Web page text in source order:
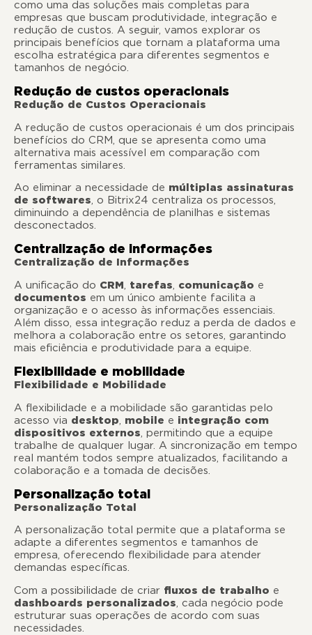
como uma das soluções mais completas para
empresas que buscam produtividade, integração e
redução de custos. A seguir, vamos explorar os
principais benefícios que tornam a plataforma uma
escolha estratégica para diferentes segmentos e
tamanhos de negócio.
Redução de custos operacionais
Redução de Custos Operacionais
A redução de custos operacionais é um dos principais
benefícios do CRM, que se apresenta como uma
alternativa mais acessível em comparação com
ferramentas similares.
Ao eliminar a necessidade de múltiplas assinaturas
de softwares, o Bitrix24 centraliza os processos,
diminuindo a dependência de planilhas e sistemas
desconectados.
Centralização de informações
Centralização de Informações
A unificação do CRM, tarefas, comunicação e
documentos em um único ambiente facilita a
organização e o acesso às informações essenciais.
Além disso, essa integração reduz a perda de dados e
melhora a colaboração entre os setores, garantindo
mais eficiência e produtividade para a equipe.
Flexibilidade e mobilidade
Flexibilidade e Mobilidade
A flexibilidade e a mobilidade são garantidas pelo
acesso via desktop mobile e integração com
dispositivos externos , permitindo que a equipe
trabalhe de qualquer lugar. A sincronização em tempo
real mantém todos sempre atualizados, facilitando a
colaboração e a tomada de decisões.
Personalização total
Personalização Total
A personalização total permite que a plataforma se
adapte a diferentes segmentos e tamanhos de
empresa, oferecendo flexibilidade para atender
demandas específicas.
Com a possibilidade de criar fluxos de trabalho e
dashboards personalizados, cada negócio pode
estruturar suas operações de acordo com suas
necessidades.